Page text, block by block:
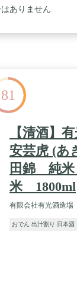
ありません
81
【清酒】
安芸虎 (
田錦 純米
米 1800ml
有限会社有光酒造場
おでん 出汁割り 日本酒